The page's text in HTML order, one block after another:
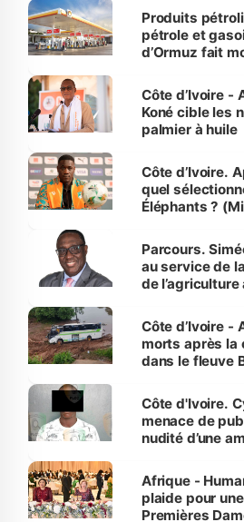
menacées
Produits
pétrole et
d’Ormuz fait
Côte d’Ivoire -
Koné cible les
palmier à huile
Côte d’Ivoire.
quel
Éléphants ?
Parcours.
au service de
de
Côte d’Ivoire -
morts après la
dans le fleuve
des Transports
Côte d'Ivoire.
menace de
nudité d’une
Afrique -
plaide pour
Premières